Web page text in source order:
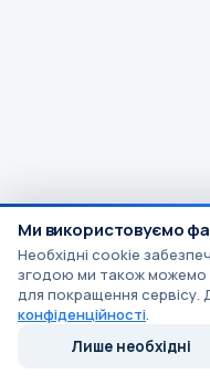
Потрібна допомога?
Ми використовуємо
Необхідні cookie
згодою ми також можемо
для покращення сервісу.
конфіденційності.
Лише необхідні